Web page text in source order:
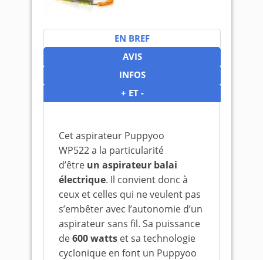
EN BREF
AVIS
INFOS
+ ET -
Cet aspirateur Puppyoo
WP522 a la particularité
d’être un aspirateur balai
électrique. Il convient donc à
ceux et celles qui ne veulent pas
s’embêter avec l’autonomie d’un
aspirateur sans fil. Sa puissance
de600 watts et sa technologie
cyclonique en font un Puppyoo